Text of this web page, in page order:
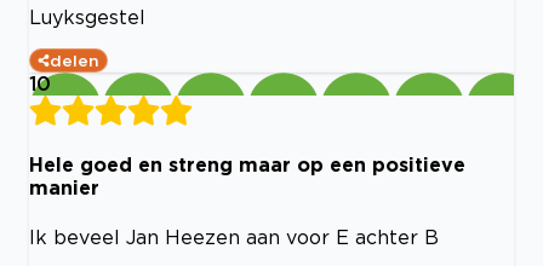
Luyksgestel
delen
10
Hele goed en streng maar op een positieve
manier
Ik beveel Jan Heezen aan voor E achter B